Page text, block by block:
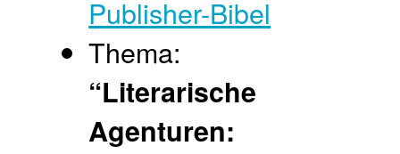
Publisher-Bibel
Thema:
“Literarische
Agenturen: